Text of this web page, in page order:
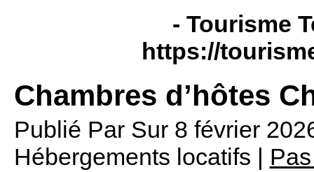
- Tourisme
https://
Chambres d’hôtes
Publié Par Sur 8 février
Hébergements locatifs |